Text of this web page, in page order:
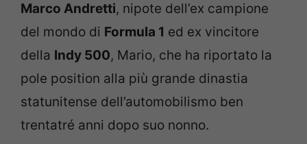
Marco Andretti, nipote dell’ex campione
del mondo di Formula 1 ed ex vincitore
della Indy 500, Mario, che ha riportato la
pole position alla più grande dinastia
statunitense dell’automobilismo ben
trentatré anni dopo suo nonno.